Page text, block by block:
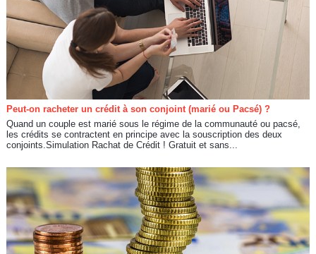
Peut-on racheter un crédit à son conjoint (marié ou Pacsé) ?
Quand un couple est marié sous le régime de la communauté ou pacsé,
les crédits se contractent en principe avec la souscription des deux
conjoints.Simulation Rachat de Crédit ! Gratuit et sans...